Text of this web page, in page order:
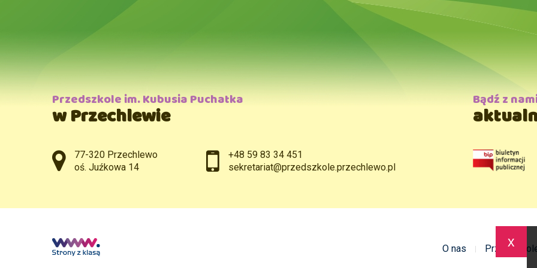
x
Przedszkole im. Kubusia Puchatka
w Przechlewie
Adres pocztowy:
77-320 Przechlewo
oś. Juźkowa 14
+48 59 83 34 451
sekretariat@przedszkole.przechlewo.pl
Bądź z
O nas